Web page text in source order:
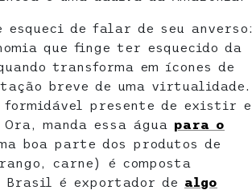
de falar de seu anverso:
que finge ter esquecido da
transforma em ícones de
breve de uma virtualidade.
formidável presente de existir e
manda essa água para o
boa parte dos produtos de
carne) é composta
é exportador de algo